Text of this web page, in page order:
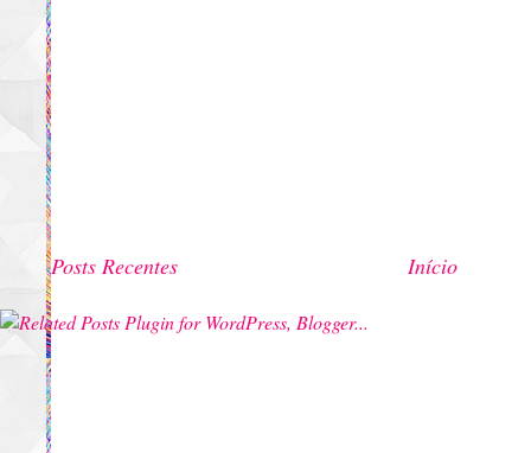
Posts Recentes Início